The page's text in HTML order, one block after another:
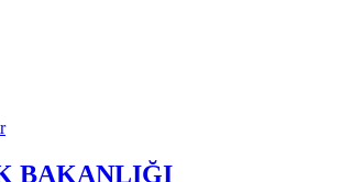
BAKANLIĞI